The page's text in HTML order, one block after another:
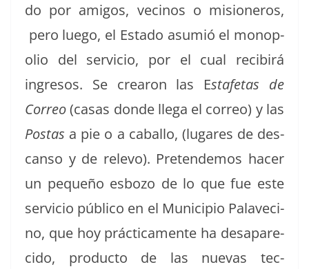
do por ami­gos, veci­nos o misioneros,
pero luego, el Esta­do asum­ió el monop­
o­lio del ser­vi­cio, por el cual recibirá
ingre­sos. Se crearon las Estafe­tas de
Correo(casas donde lle­ga el correo) y las
Postas a pie o a cabal­lo, (lugares de des­
can­so y de rele­vo). Pre­tendemos hac­er
un pequeño esbo­zo de lo que fue este
ser­vi­cio públi­co en el Munici­pio Palave­ci­
no, que hoy prác­ti­ca­mente ha desa­pare­
ci­do, pro­duc­to de las nuevas tec­